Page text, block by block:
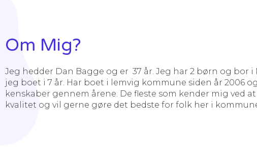
Om Mig?
Jeg hedder Dan Bagge og er 37 år. Jeg har 2 børn og bor i
jeg boet i 7 år. Har boet i lemvig kommune siden år 2006
kenskaber gennem årene. De fleste som kender mig ved
kvalitet og vil gerne gøre det bedste for folk her i